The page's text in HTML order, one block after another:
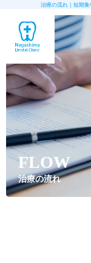
治療の流れ｜短期
FLOW
治療の流れ